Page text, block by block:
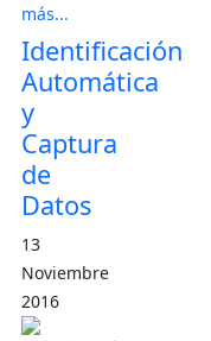
más...
Identificación
Automática
y
Captura
de
Datos
13
Noviembre
2016